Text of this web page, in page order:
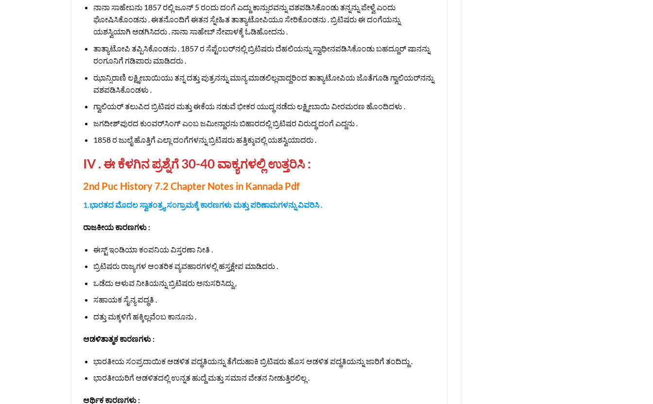
ನಾನಾ ಸಾಹೇಬನು 1857 ರಲ್ಲಿ ಜೂನ್ 5 ರಂದು ದಂಗೆ ಎದ್ದು ಕಾನ್ಸುರವನ್ನು ವಶಪಡಿಸಿಕೊಂಡು ತನ್ನನ್ನು ಪೇಳ್ವೆ ಎಂದು
ಘೋಷಿಸಿಕೊಂಡನು . ಈತನೊಂದಿಗೆ ಈತನ ಸ್ನೇಹಿತ ತಾತ್ಯಾಟೋಪಿಯೂ ಸೇರಿಕೊಂಡನು . ಬ್ರಿಟಿಷರು ಈ ದಂಗೆಯನ್ನು
ಯಶಸ್ವಿಯಾಗಿ ಅಡಗಿಸಿದರು . ನಾನಾ ಸಾಹೇಬ್ ನೇಪಾಳಕ್ಕೆ ಓಡಿಹೋದನು .
ತಾತ್ಯಾಟೋಪಿ ತಪ್ಪಿಸಿಕೊಂಡನು . 1857 ರ ಸೆಪ್ಟೆಂಬರ್‌ನಲ್ಲಿ ಬ್ರಿಟಿಷರು ದೆಹಲಿಯನ್ನು ಸ್ವಾಧೀನಪಡಿಸಿಕೊಂಡು ಬಹದ್ದೂರ್ ಷಾನನ್ನು
ರಂಗೂನಿಗೆ ಗಡಿಪಾರು ಮಾಡಿದರು .
ಝಾನ್ಸಿರಾಣಿ ಲಕ್ಷ್ಮೀಬಾಯಿಯು ತನ್ನ ದತ್ತು ಪುತ್ರನನ್ನು ಮಾನ್ಯ ಮಾಡಲಿಲ್ಲವಾದ್ದರಿಂದ ತಾತ್ಯಾಟೋಪಿಯ ಜೊತೆಗೂಡಿ ಗ್ವಾಲಿಯರ್‌ನನ್ನು
ವಶಪಡಿಸಿಕೊಂಡಳು .
ಗ್ವಾಲಿಯರ್ ತಲುಪಿದ ಬ್ರಿಟಿಷರ ಮತ್ತು ಈಕೆಯ ನಡುವೆ ಭೀಕರ ಯುದ್ಧ ನಡೆದು ಲಕ್ಷ್ಮೀಬಾಯಿ ವೀರಮರಣ ಹೊಂದಿದಳು .
ಜಗದೀಶ್‌ಪುರದ ಕುಂವರ್‌ಸಿಂಗ್ ಎಂಬ ಜಮೀನ್ದಾರನು ಬಿಹಾರದಲ್ಲಿ ಬ್ರಿಟಿಷರ ವಿರುದ್ಧ ದಂಗೆ ಎದ್ದನು .
1858 ರ ಜುಲೈ ಹೊತ್ತಿಗೆ ಎಲ್ಲಾ ದಂಗೆಗಳನ್ನು ಬ್ರಿಟಿಷರು ಹತ್ತಿಕ್ಕುವಲ್ಲಿ ಯಶಸ್ವಿಯಾದರು .
IV . ಈ ಕೆಳಗಿನ ಪ್ರಶ್ನೆಗೆ 30-40 ವಾಕ್ಯಗಳಲ್ಲಿ ಉತ್ತರಿಸಿ :
2nd Puc History 7.2 Chapter Notes in Kannada Pdf
1.ಭಾರತದ ಮೊದಲ ಸ್ವಾತಂತ್ರ್ಯ ಸಂಗ್ರಾಮಕ್ಕೆ ಕಾರಣಗಳು ಮತ್ತು ಪರಿಣಾಮಗಳನ್ನು ವಿವರಿಸಿ .
ರಾಜಕೀಯ ಕಾರಣಗಳು :
ಈಸ್ಟ್ ಇಂಡಿಯಾ ಕಂಪನಿಯ ವಿಸ್ತರಣಾ ನೀತಿ .
ಬ್ರಿಟಿಷರು ರಾಜ್ಯಗಳ ಆಂತರಿಕ ವ್ಯವಹಾರಗಳಲ್ಲಿ ಹಸ್ತಕ್ಷೇಪ ಮಾಡಿದರು .
ಒಡೆದು ಆಳುವ ನೀತಿಯನ್ನು ಬ್ರಿಟಿಷರು ಅನುಸರಿಸಿದ್ದು ,
ಸಹಾಯಕ ಸೈನ್ಯ ಪದ್ಧತಿ .
ದತ್ತು ಮಕ್ಕಳಿಗೆ ಹಕ್ಕಿಲ್ಲವೆಂಬ ಕಾನೂನು .
ಆಡಳಿತಾತ್ಮಕ ಕಾರಣಗಳು :
ಭಾರತೀಯ ಸಂಪ್ರದಾಯಿಕ ಆಡಳಿತ ಪದ್ಧತಿಯನ್ನು ತೆಗೆದುಹಾಕಿ ಬ್ರಿಟಿಷರು ಹೊಸ ಆಡಳಿತ ಪದ್ಧತಿಯನ್ನು ಜಾರಿಗೆ ತಂದಿದ್ದು .
ಭಾರತೀಯರಿಗೆ ಆಡಳಿತದಲ್ಲಿ ಉನ್ನತ ಹುದ್ದೆ ಮತ್ತು ಸಮಾನ ವೇತನ ನೀಡುತ್ತಿರಲಿಲ್ಲ .
ಆರ್ಥಿಕ ಕಾರಣಗಳು :